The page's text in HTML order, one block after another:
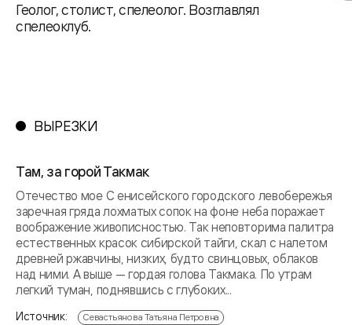
Геолог, столист, спелеолог. Возглавлял
спелеоклуб.
ВЫРЕЗКИ
Там, за горой Такмак
Отечество мое С енисейского городского левобережья
заречная гряда лохматых сопок на фоне неба поражает
воображение живописностью. Так неповторима палитра
естественных красок сибирской тайги, скал с налетом
древней ржавчины, низких, будто свинцовых, облаков
над ними. А выше — гордая голова Такмака. По утрам
легкий туман, поднявшись с глубоких...
Источник: Севастьянова Татьяна Петровна